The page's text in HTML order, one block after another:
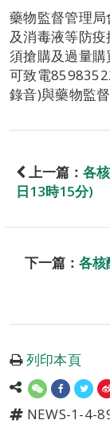
藥物監督管理
及消毒液等防
須搶購及過量購
可致電
錄音)與藥物監
上一篇： 各
日13時15分)
下一篇： 各核
列印本頁
NEWS-1-4-